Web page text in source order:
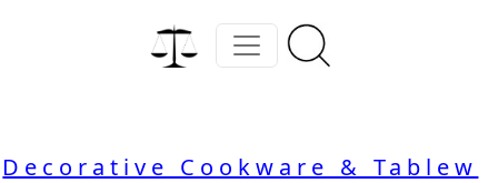
Decorative Cookware & Tablew